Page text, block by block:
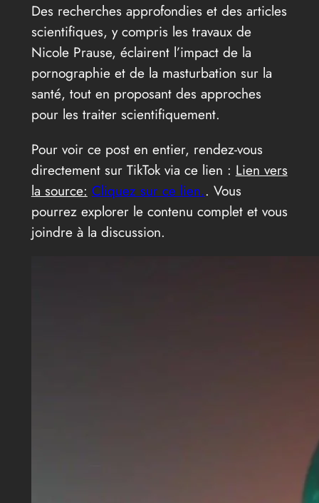
Des recherches approfondies et des articles
scientifiques, y compris les travaux de
Nicole Prause, éclairent l’impact de la
pornographie et de la masturbation sur la
santé, tout en proposant des approches
pour les traiter scientifiquement.
Pour voir ce post en entier, rendez-vous
directement sur TikTok via ce lien : Lien vers
la source: Cliquez sur ce lien.. Vous
pourrez explorer le contenu complet et vous
joindre à la discussion.